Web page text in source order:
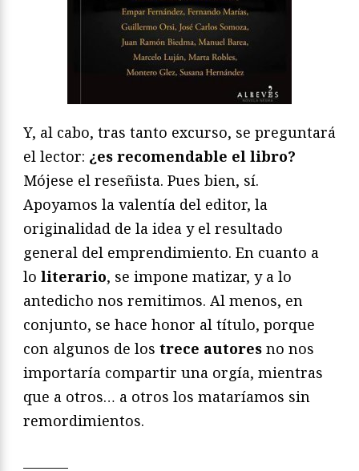
Y, al cabo, tras tanto excurso, se preguntará
el lector: ¿es recomendable el libro?
Mójese el reseñista. Pues bien, sí.
Apoyamos la valentía del editor, la
originalidad de la idea y el resultado
general del emprendimiento. En cuanto a
lo literario, se impone matizar, y a lo
antedicho nos remitimos. Al menos, en
conjunto, se hace honor al título, porque
con algunos de los trece autores no nos
importaría compartir una orgía, mientras
que a otros… a otros los mataríamos sin
remordimientos.